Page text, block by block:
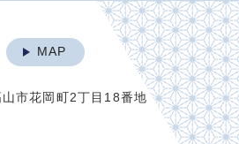
MAP
市花岡町2丁目18番地